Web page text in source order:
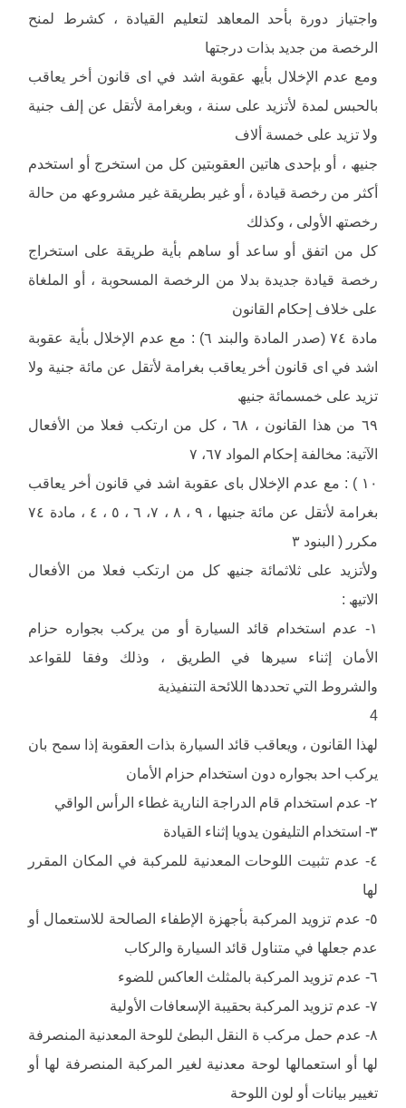
واجتیاز دورة بأحد المعاھد لتعلیم القیادة ، كشرط لمنح
الرخصة من جدید بذات درجتھا
ومع عدم الإخلال بأیھ عقوبة اشد في اى قانون أخر یعاقب
بالحبس لمدة لأتزید على سنة ، وبغرامة لأتقل عن إلف جنیة
ولا تزید على خمسة ألاف
جنیھ ، أو بإحدى ھاتین العقوبتین كل من استخرج أو استخدم
أكثر من رخصة قیادة ، أو غیر بطریقة غیر مشروعھ من حالة
رخصتھ الأولى ، وكذلك
كل من اتفق أو ساعد أو ساھم بأیة طریقة على استخراج
رخصة قیادة جدیدة بدلا من الرخصة المسحوبة ، أو الملغاة
على خلاف إحكام القانون
مادة ٧٤ (صدر المادة والبند ٦) : مع عدم الإخلال بأیة عقوبة
اشد في اى قانون أخر یعاقب بغرامة لأتقل عن مائة جنیة ولا
تزید على خمسمائة جنیھ
٦٩ من ھذا القانون ، ٦٨ ، كل من ارتكب فعلا من الأفعال
الآتیة: مخالفة إحكام المواد ٦٧، ٧
١٠ ) : مع عدم الإخلال باى عقوبة اشد في قانون أخر یعاقب
بغرامة لأتقل عن مائة جنیھا ، ٩ ، ٨ ، ٧، ٦ ، ٥ ، ٤ ، مادة ٧٤
مكرر ( البنود ٣
ولأتزید على ثلاثمائة جنیھ كل من ارتكب فعلا من الأفعال
الاتیھ :
١- عدم استخدام قائد السیارة أو من یركب بجواره حزام
الأمان إثناء سیرھا في الطریق ، وذلك وفقا للقواعد
والشروط التي تحددھا اللائحة التنفیذیة
4
لھذا القانون ، ویعاقب قائد السیارة بذات العقوبة إذا سمح بان
یركب احد بجواره دون استخدام حزام الأمان
٢- عدم استخدام قام الدراجة الناریة غطاء الرأس الواقي
٣- استخدام التلیفون یدویا إثناء القیادة
٤- عدم تثبیت اللوحات المعدنیة للمركبة في المكان المقرر
لھا
٥- عدم تزوید المركبة بأجھزة الإطفاء الصالحة للاستعمال أو
عدم جعلھا في متناول قائد السیارة والركاب
٦- عدم تزوید المركبة بالمثلث العاكس للضوء
٧- عدم تزوید المركبة بحقیبة الإسعافات الأولیة
٨- عدم حمل مركب ة النقل البطئ للوحة المعدنیة المنصرفة
لھا أو استعمالھا لوحة معدنیة لغیر المركبة المنصرفة لھا أو
تغییر بیانات أو لون اللوحة